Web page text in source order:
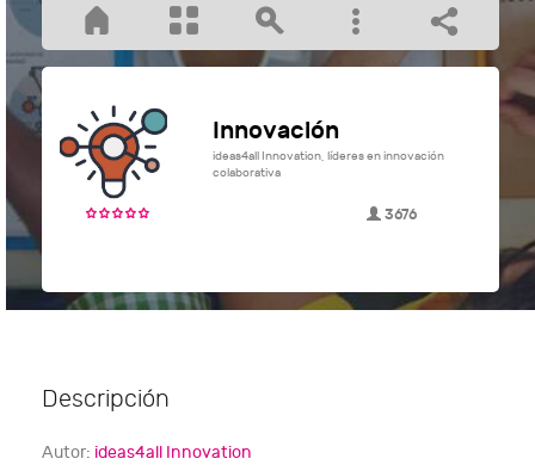
Innovación
ideas4all Innovation, líderes en innovación
colaborativa
3676
Descripción
Autor: ideas4all Innovation